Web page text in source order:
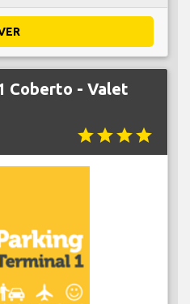
Coberto - Valet
starstarstarstar